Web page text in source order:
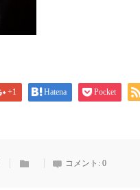
+1 Hatena Pocket
コメント: 0